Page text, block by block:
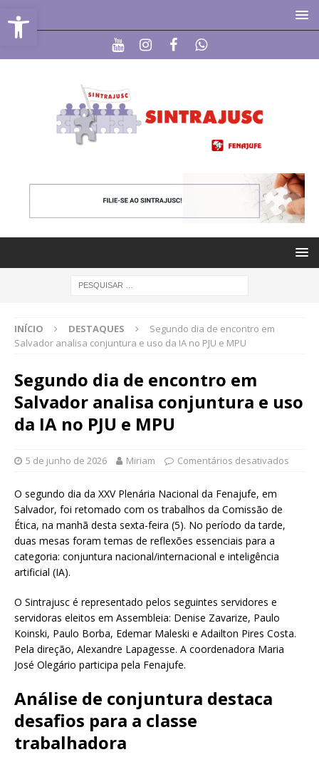
Abrir a barra de ferramentas
INÍCIO DESTAQUES
Segundo dia de encontro em
Salvador analisa conjuntura e uso da IA no PJU e MPU
Segundo dia de encontro em
Salvador analisa conjuntura e uso
da IA no PJU e MPU
5 de junho de 2026 Miriam Comentários desativados
O segundo dia da XXV Plenária Nacional da Fenajufe, em
Salvador, foi retomado com os trabalhos da Comissão de
Ética, na manhã desta sexta-feira (5). No período da tarde,
duas mesas foram temas de reflexões essenciais para a
categoria: conjuntura nacional/internacional e inteligência
artificial (IA).
O Sintrajusc é representado pelos seguintes servidores e
servidoras eleitos em Assembleia: Denise Zavarize, Paulo
Koinski, Paulo Borba, Edemar Maleski e Adailton Pires Costa.
Pela direção, Alexandre Lapagesse. A coordenadora Maria
José Olegário participa pela Fenajufe.
Análise de conjuntura destaca
desafios para a classe
trabalhadora